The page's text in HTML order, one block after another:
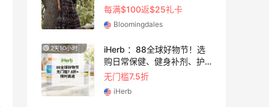
Burch、拉夫劳伦等
每满$100返$25礼卡
Bloomingdales
2天10小时
iHerb ：88全球好物节！选
购日常保健、健身补剂、护
肤洗护等
无门槛7.5折
iHerb